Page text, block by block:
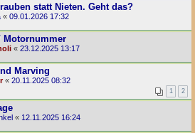
statt Nieten. Geht das?
« 09.01.2026 17:32
Motornummer
« 23.12.2025 13:17
Marving
« 20.11.2025 08:32
1 2
« 12.11.2025 16:24